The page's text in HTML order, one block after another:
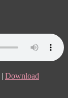
| Download